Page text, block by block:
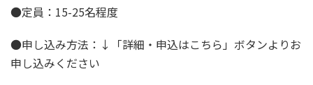
●定員：15-25名程度
●申し込み方法：↓「詳細・申込はこちら」ボタンよりお
申し込みください